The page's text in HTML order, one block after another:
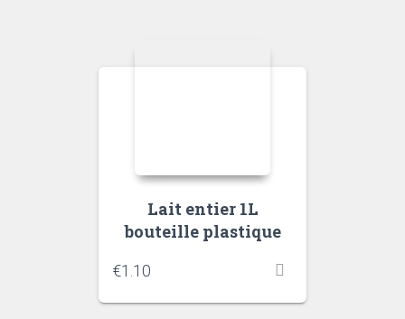
Lait entier 1L
bouteille plastique
€1.10